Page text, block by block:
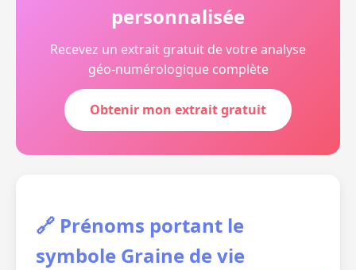
personnalisée
Recevez un extrait gratuit de votre analyse
géo-numérologique complète
Obtenir mon extrait gratuit
🔗 Prénoms portant le
symbole Graine de vie